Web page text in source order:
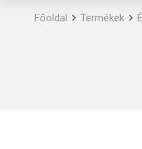
Főoldal Termékek